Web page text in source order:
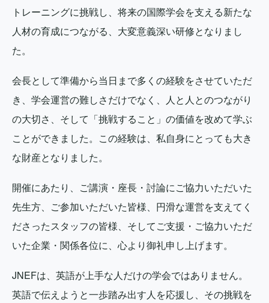
トレーニングに挑戦し、将来の国際学会を支える新たな
人材の育成につながる、大変意義深い研修となりまし
た。
会長として準備から当日まで多くの経験をさせていただ
き、学会運営の難しさだけでなく、人と人とのつながり
の大切さ、そして「挑戦すること」の価値を改めて学ぶ
ことができました。この経験は、私自身にとっても大き
な財産となりました。
開催にあたり、ご講演・座長・討論にご協力いただいた
先生方、ご参加いただいた皆様、円滑な運営を支えてく
ださったスタッフの皆様、そしてご支援・ご協力いただ
いた企業・関係各位に、心より御礼申し上げます。
JNEFは、英語が上手な人だけの学会ではありません。
英語で伝えようと一歩踏み出す人を応援し、その挑戦を